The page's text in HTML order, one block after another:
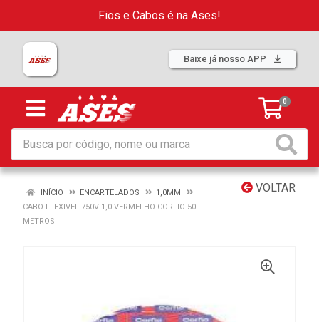
Fios e Cabos é na Ases!
Baixe já nosso APP
0
VOLTAR
INÍCIO ENCARTELADOS
1,0MM
CABO FLEXIVEL 750V 1,0 VERMELHO CORFIO 50
METROS